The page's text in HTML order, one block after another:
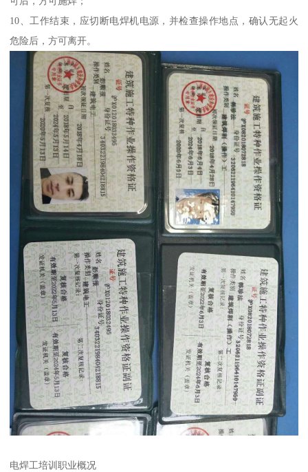
10、工作结束，应切断电焊机电源，并检查操作地点，确认无起火
危险后，方可离开。
电焊工培训职业概况